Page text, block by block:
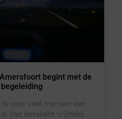
begint met de
voor veel mensen een
Het betekent vrijheid,